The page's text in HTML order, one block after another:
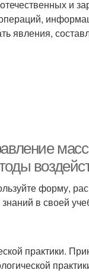
и
явления,
форму,
в своей
практики.